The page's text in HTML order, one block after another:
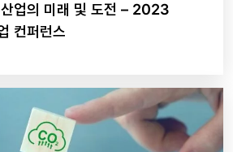
업의 미래 및 도전 – 2023
컨퍼런스